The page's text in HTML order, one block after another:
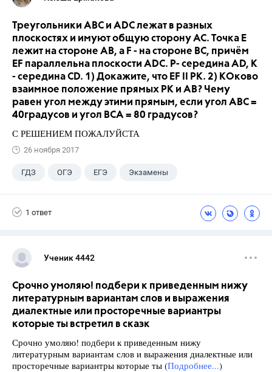
Треугольники ABC и ADC лежат в разных
плоскостях и имуют общую сторону AC. Точка E
лежит на стороне AB, а F - на стороне BC, причём
EF параллельна плоскости ADC. P- середина AD, K
- середина CD. 1) Докажите, что EF II PK. 2) КОково
взаимное положение прямых PK и AB? Чему
равен угол между этими прямым, если угол ABC =
40градусов и угол BCA = 80 градусов?
С РЕШЕНИЕМ ПОЖАЛУЙСТА
26 ноября 2017
ГДЗ ОГЭ ЕГЭ Экзамены
1 ответ
Ученик 4442
Срочно умоляю! подбери к приведенным нижу
литературным вариантам слов и выражения
диалектные или просторечные вариантры
которые ты встретил в сказк
Срочно умоляю! подбери к приведенным нижу
литературным вариантам слов и выражения диалектные или
просторечные вариантры которые ты (Подробнее...)